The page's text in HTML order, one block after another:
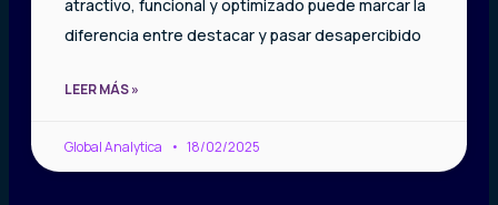
atractivo, funcional y optimizado puede marcar la
diferencia entre destacar y pasar desapercibido
LEER MÁS »
Global Analytica 18/02/2025